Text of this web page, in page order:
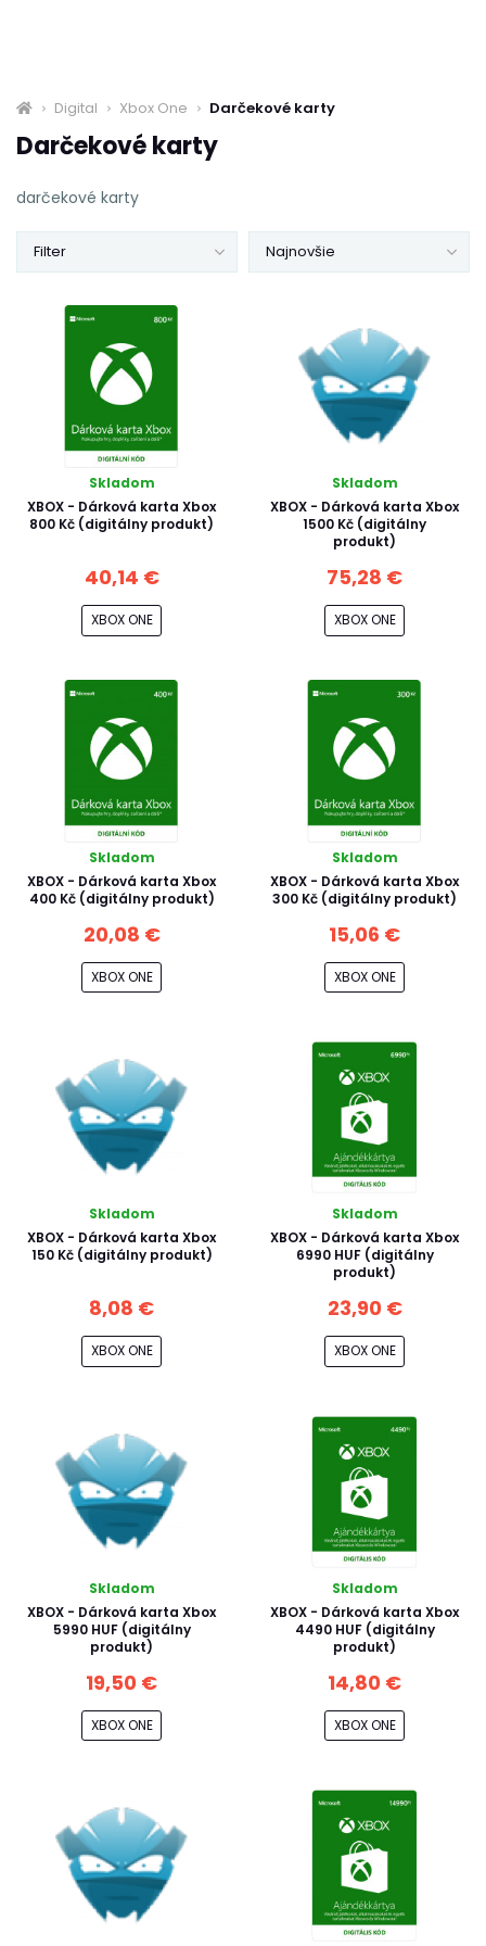
Digital Xbox One Darčekové karty
Darčekové karty
darčekové karty
Najnovšie
Filter
Skladom
XBOX - Dárková karta Xbox
800 Kč (digitálny produkt)
40,14 €
XBOX ONE
Skladom
XBOX - Dárková karta Xbox
1500 Kč (digitálny
produkt)
75,28 €
XBOX ONE
Skladom
XBOX - Dárková karta Xbox
400 Kč (digitálny produkt)
20,08 €
XBOX ONE
Skladom
XBOX - Dárková karta Xbox
300 Kč (digitálny produkt)
15,06 €
XBOX ONE
Skladom
XBOX - Dárková karta Xbox
150 Kč (digitálny produkt)
8,08 €
XBOX ONE
Skladom
XBOX - Dárková karta Xbox
6990 HUF (digitálny
produkt)
23,90 €
XBOX ONE
Skladom
XBOX - Dárková karta Xbox
5990 HUF (digitálny
produkt)
19,50 €
XBOX ONE
Skladom
XBOX - Dárková karta Xbox
4490 HUF (digitálny
produkt)
14,80 €
XBOX ONE